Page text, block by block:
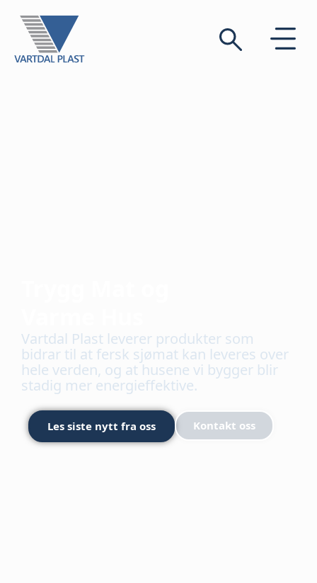
Vartdal Plast leverer produkter som
bidrar til at fersk sjømat kan leveres over
hele verden, og at husene vi bygger blir
stadig mer energieffektive.
Les siste nytt fra oss Kontakt oss